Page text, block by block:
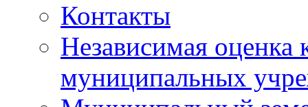
Контакты
Независимая оценка
муниципальных